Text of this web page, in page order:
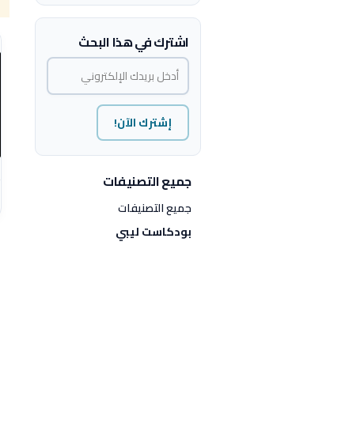
اشترك في هذا البحث
إشترك الآن!
جميع التصنيفات
جميع التصنيفات
بودكاست ليبي